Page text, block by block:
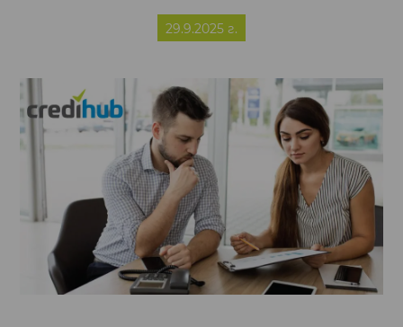
29.9.2025 г.